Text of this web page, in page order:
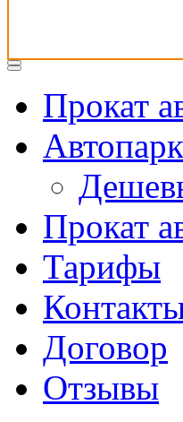
Прокат
Автопарк
Прокат
Тарифы
Договор
Отзывы